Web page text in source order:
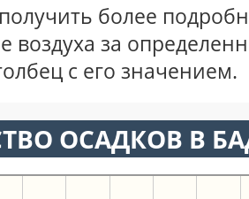
более
воздуха за
с его значением.
ОСАДКОВ В